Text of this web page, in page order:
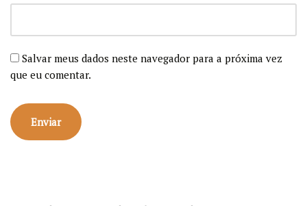
Salvar meus dados neste navegador para a próxima vez
que eu comentar.